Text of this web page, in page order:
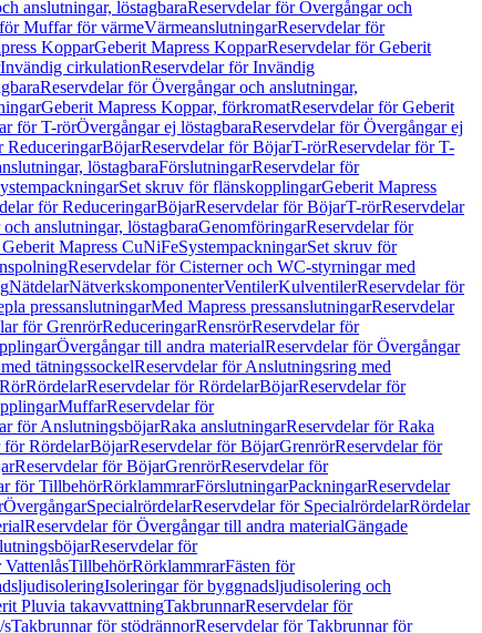
anslutningar, löstagbaraReservdelar för Övergångar och
Muffar för värmeVärmeanslutningarReservdelar för
KopparGeberit Mapress KopparReservdelar för Geberit
Invändig cirkulationReservdelar för Invändig
Reservdelar för Övergångar och anslutningar,
Geberit Mapress Koppar, förkromatReservdelar för Geberit
för T-rörÖvergångar ej löstagbaraReservdelar för Övergångar ej
ReduceringarBöjarReservdelar för BöjarT-rörReservdelar för T-
löstagbaraFörslutningarReservdelar för
Set skruv för flänskopplingarGeberit Mapress
för ReduceringarBöjarReservdelar för BöjarT-rörReservdelar
anslutningar, löstagbaraGenomföringarReservdelar för
Mapress CuNiFeSystempackningarSet skruv för
Reservdelar för Cisterner och WC-styrningar med
NätdelarNätverkskomponenterVentilerKulventilerReservdelar för
pressanslutningarMed Mapress pressanslutningarReservdelar
för GrenrörReduceringarRensrörReservdelar för
Övergångar till andra materialReservdelar för Övergångar
tätningssockelReservdelar för Anslutningsring med
RördelarReservdelar för RördelarBöjarReservdelar för
MuffarReservdelar för
för AnslutningsböjarRaka anslutningarReservdelar för Raka
för RördelarBöjarReservdelar för BöjarGrenrörReservdelar för
Reservdelar för BöjarGrenrörReservdelar för
för TillbehörRörklammrarFörslutningarPackningarReservdelar
ÖvergångarSpecialrördelarReservdelar för SpecialrördelarRördelar
Reservdelar för Övergångar till andra materialGängade
Reservdelar för
TillbehörRörklammrarFästen för
Isoleringar för byggnadsljudisolering och
Pluvia takavvattningTakbrunnarReservdelar för
sTakbrunnar för stödrännorReservdelar för Takbrunnar för